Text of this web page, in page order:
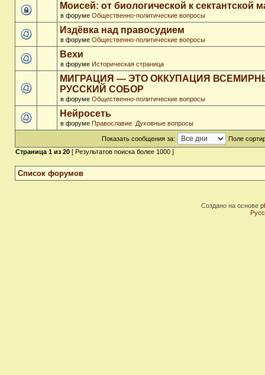
Моисей: от биологической к сектантской
в форуме Общественно-политические вопросы
Издёвка над правосудием
в форуме Общественно-политические вопросы
Вехи
в форуме Историческая страница
МИГРАЦИЯ — ЭТО ОККУПАЦИЯ
РУССКИЙ СОБОР
в форуме Общественно-политические вопросы
Нейросеть
в форуме Православие. Духовные вопросы
Показать сообщения за:
Поле
Страница 1 из 20 [ Результатов поиска более 1000 ]
Список форумов
Создано на основе